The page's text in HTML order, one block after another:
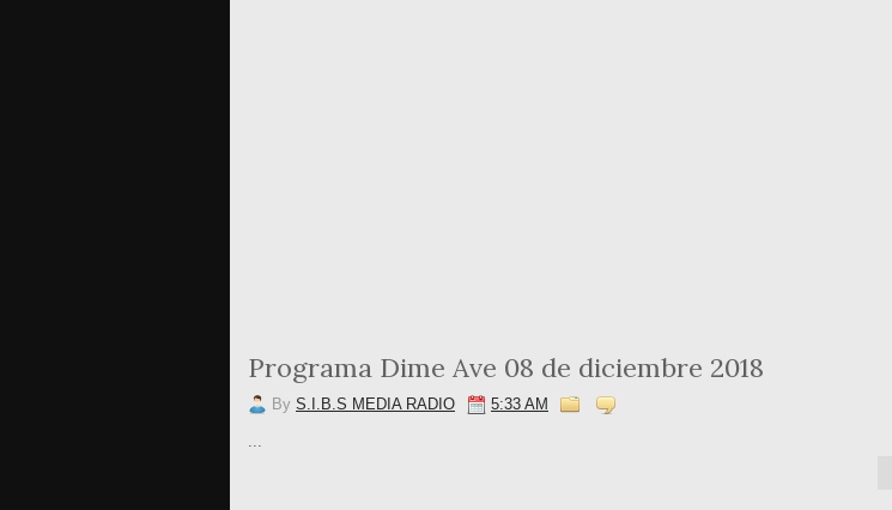
Programa Dime Ave 08 de diciembre 2018
By S.I.B.S MEDIA RADIO 5:33 AM
...